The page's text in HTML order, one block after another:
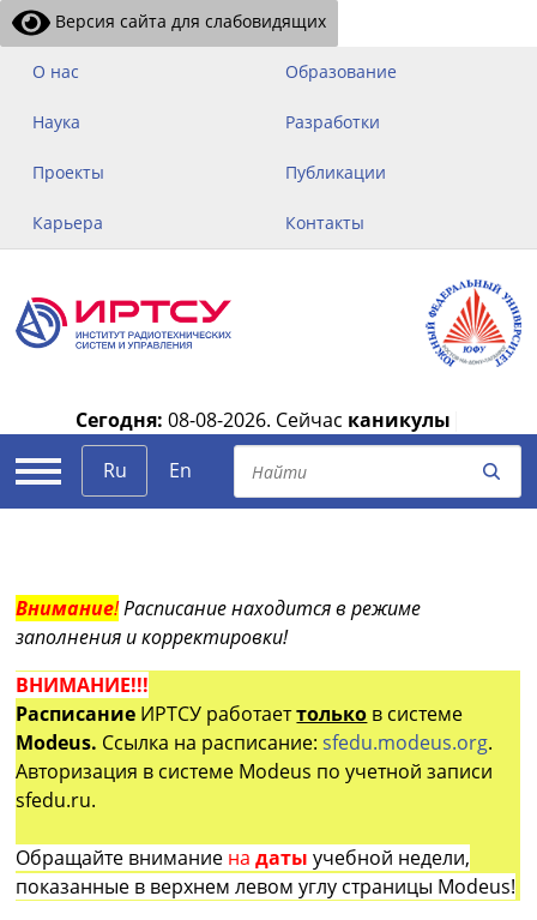
Версия сайта для слабовидящих
О нас Образование
Наука Разработки
Проекты Публикации
Карьера Контакты
Сегодня: 08-08-2026. Сейчас каникулы
Ru
En
Внимание!Расписание находится в режиме
заполнения и корректировки!
ВНИМАНИЕ!!!
Расписание ИРТСУ работаеттолько в системе
Modeus. Ссылка на расписание:sfedu.modeus.org.
Авторизация в системе Modeus по учетной записи
sfedu.ru.
Обращайте внимание на датыучебной недели,
показанные в верхнем левом углу страницы Modeus!